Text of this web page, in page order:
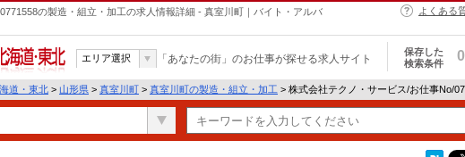
の製造・組立・加工の求人情報詳細 - 真室川町｜バイト・アルバ
よくある
海道・東北
エリア選択 「あなたの街」のお仕事が探せる求人サイト
保存した
検索条件
0
道・東北 > 山形県 > 真室川町 > 真室川町の製造・組立・加工 > 株式会社テクノ・サービス/お仕事No/